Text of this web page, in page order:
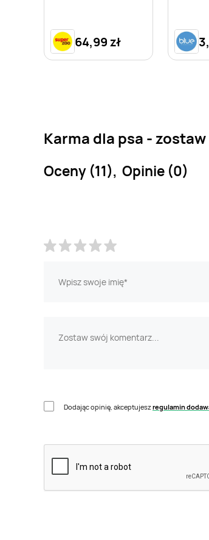
64,99 zł
Karma dla psa -
Oceny (11), Opinie (0)
Dodając opinię, akceptujeszregulamin